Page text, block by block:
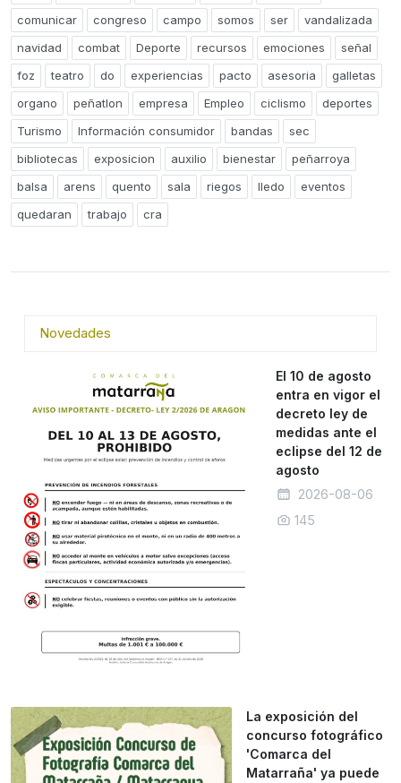
comunicar
congreso campo somos ser
vandalizada
navidad
combat Deporte recursos emociones
señal
foz
teatro do experiencias pacto asesoria
galletas
organo
peñatlon empresa Empleo ciclismo
deportes
Turismo
Información consumidor bandas
sec
bibliotecas
exposicion auxilio bienestar
peñarroya
balsa
arens quento sala riegos lledo
eventos
quedaran
trabajo cra
Novedades
El 10 de agosto
entra en vigor el
decreto ley de
medidas ante el
eclipse del 12 de
agosto
2026-08-06
145
La exposición del
concurso fotográfico
'Comarca del
Matarraña' ya puede